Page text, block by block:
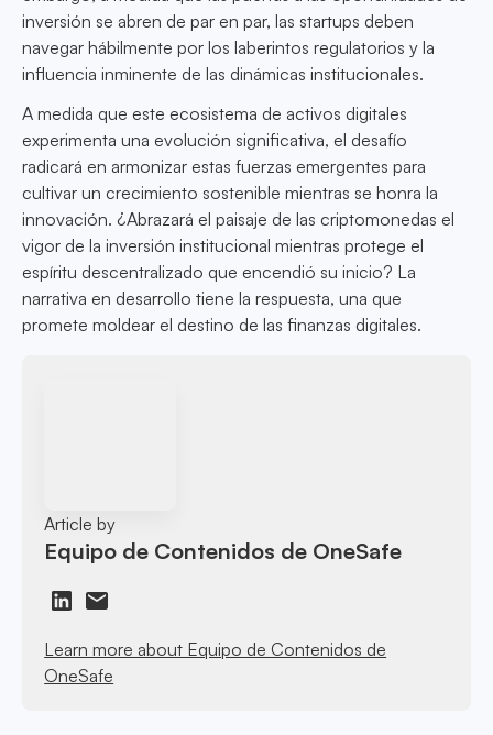
inversión se abren de par en par, las startups deben
navegar hábilmente por los laberintos regulatorios y la
influencia inminente de las dinámicas institucionales.
A medida que este ecosistema de activos digitales
experimenta una evolución significativa, el desafío
radicará en armonizar estas fuerzas emergentes para
cultivar un crecimiento sostenible mientras se honra la
innovación. ¿Abrazará el paisaje de las criptomonedas el
vigor de la inversión institucional mientras protege el
espíritu descentralizado que encendió su inicio? La
narrativa en desarrollo tiene la respuesta, una que
promete moldear el destino de las finanzas digitales.
Article by
Equipo de Contenidos de OneSafe
Learn more about Equipo de Contenidos de
OneSafe